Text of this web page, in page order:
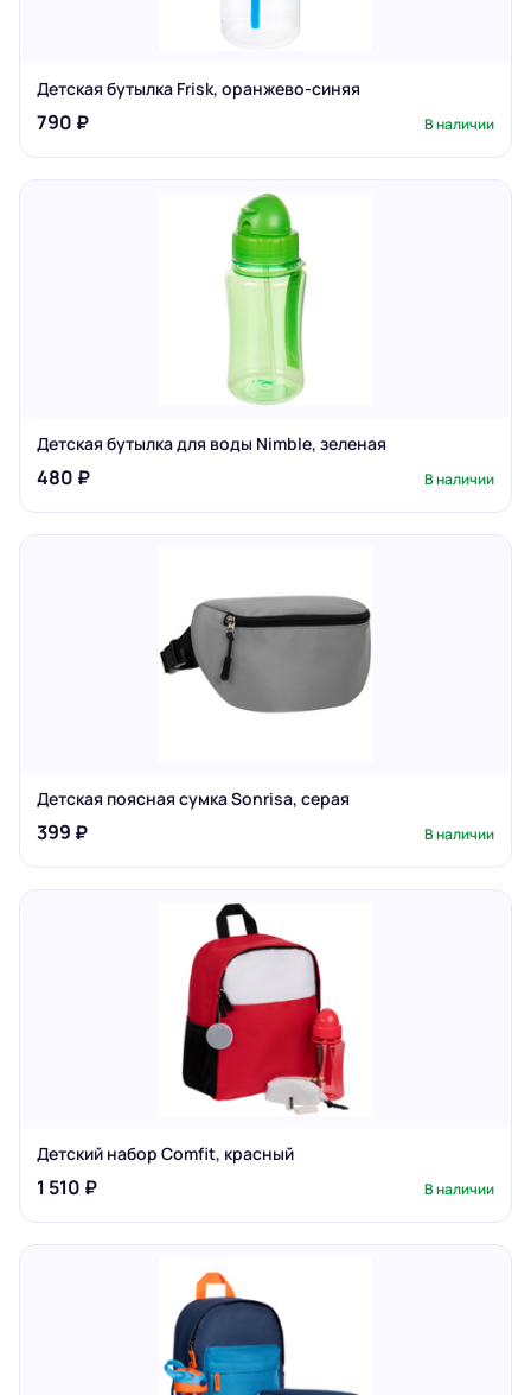
Детская бутылка Frisk, оранжево-синяя
790 ₽ В наличии
Детская бутылка для воды Nimble, зеленая
480 ₽ В наличии
Детская поясная сумка Sonrisa, серая
399 ₽ В наличии
Детский набор Comfit, красный
1 510 ₽ В наличии